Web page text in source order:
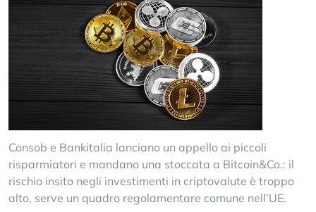
Consob e Bankitalia lanciano un appello ai piccoli
risparmiatori e mandano una stoccata a Bitcoin&Co.: il
rischio insito negli investimenti in criptovalute è troppo
alto, serve un quadro regolamentare comune nell’UE.